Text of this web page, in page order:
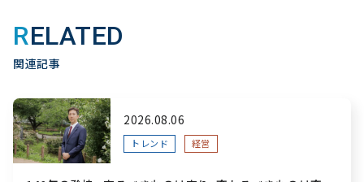
RELATED
関連記事
2026.08.06
トレンド 経営